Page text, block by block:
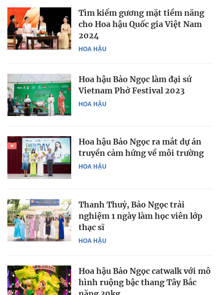
HOA HẬU
Tìm kiếm gương mặt tiềm năng
cho Hoa hậu Quốc gia Việt Nam
2024
HOA HẬU
Hoa hậu Bảo Ngọc làm đại sứ
Vietnam Phở Festival 2023
HOA HẬU
Hoa hậu Bảo Ngọc ra mắt dự án
truyền cảm hứng về môi trường
HOA HẬU
Thanh Thuỷ, Bảo Ngọc trải
nghiệm 1 ngày làm học viên lớp
thạc sĩ
Hoa hậu Bảo Ngọc catwalk với mô
hình ruộng bậc thang Tây Bắc